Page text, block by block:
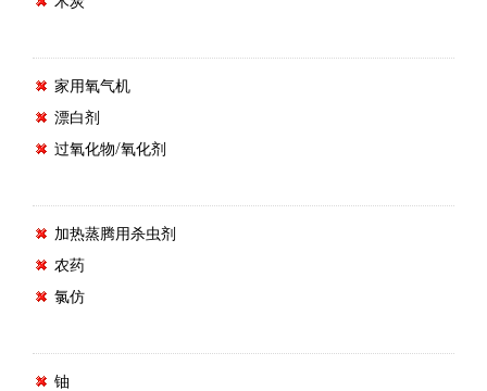
家用氧气机
漂白剂
过氧化物/氧化剂
加热蒸腾用杀虫剂
农药
氯仿
铀